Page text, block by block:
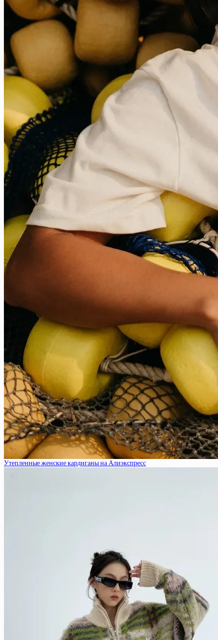
Утепленные женские кардиганы на Алиэкспресс